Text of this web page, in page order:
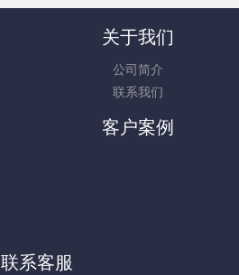
关于我们
公司简介
联系我们
客户案例
联系客服